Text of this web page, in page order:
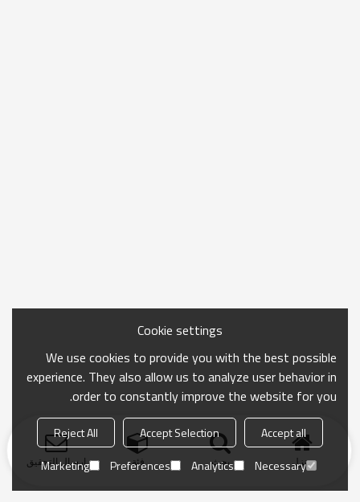
منزل بحث فئة ارسال التحقيق
Cookie settings
We use cookies to provide you with the best possible
experience. They also allow us to analyze user behavior in
order to constantly improve the website for you.
Accept all
Accept Selection
Reject All
Necessary
Analytics
Preferences
Marketing